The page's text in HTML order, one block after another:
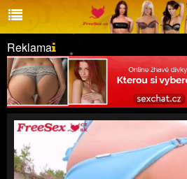
Reklama